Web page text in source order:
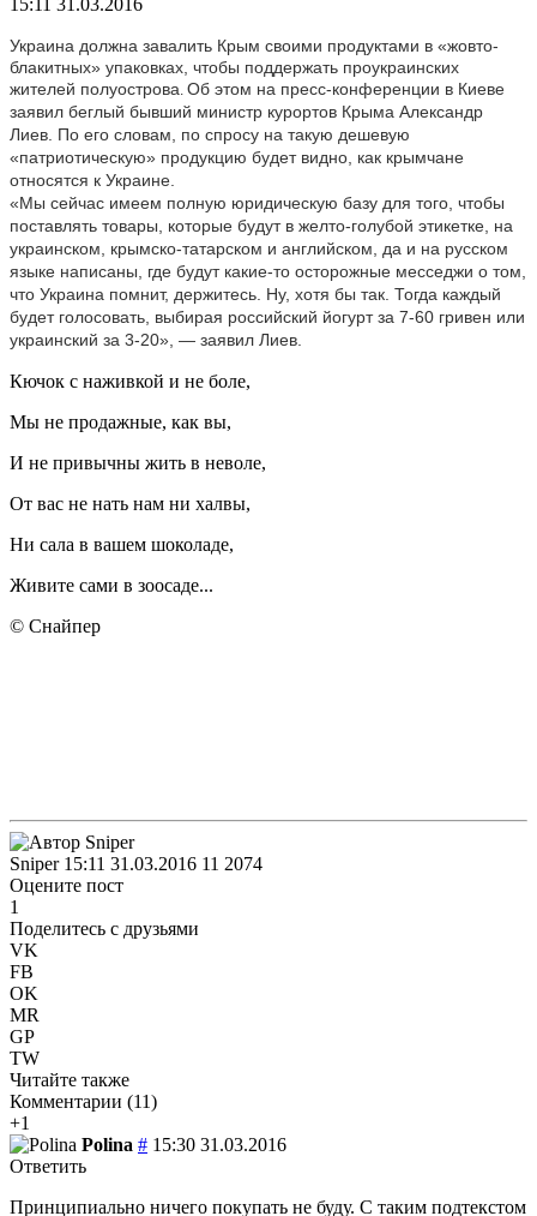
Украина должна завалить Крым своими продуктами в «жовто-
блакитных» упаковках, чтобы поддержать проукраинских
жителей полуострова. Об этом на пресс-конференции в Киеве
заявил беглый бывший министр курортов Крыма Александр
Лиев. По его словам, по спросу на такую дешевую
«патриотическую» продукцию будет видно, как крымчане
относятся к Украине.
«Мы сейчас имеем полную юридическую базу для того, чтобы
поставлять товары, которые будут в желто-голубой этикетке, на
украинском, крымско-татарском и английском, да и на русском
языке написаны, где будут какие-то осторожные месседжи о том,
что Украина помнит, держитесь. Ну, хотя бы так. Тогда каждый
будет голосовать, выбирая российский йогурт за 7-60 гривен или
украинский за 3-20», — заявил Лиев.
Кючок с наживкой и не боле,
Мы не продажные, как вы,
И не привычны жить в неволе,
От вас не нать нам ни халвы,
Ни сала в вашем шоколаде,
Живите сами в зоосаде...
© Снайпер
Sniper 15:11 31.03.2016 11 2074
Оцените пост
1
Поделитесь с друзьями
VK
FB
OK
MR
GP
TW
Читайте также
Комментарии (11)
+1
Polina # 15:30 31.03.2016
Ответить
Принципиально ничего покупать не буду. С таким подтекстом